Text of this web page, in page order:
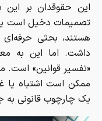
این حقوقدان بر
تصمیمات دخیل است یا
هستند، بحثی
داشت. اما این به
«تفسیر قوانین» است.
ممکن است اشتباه یا
یک چارچوب قانونی به